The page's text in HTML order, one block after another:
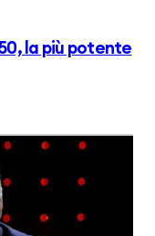
la più potente